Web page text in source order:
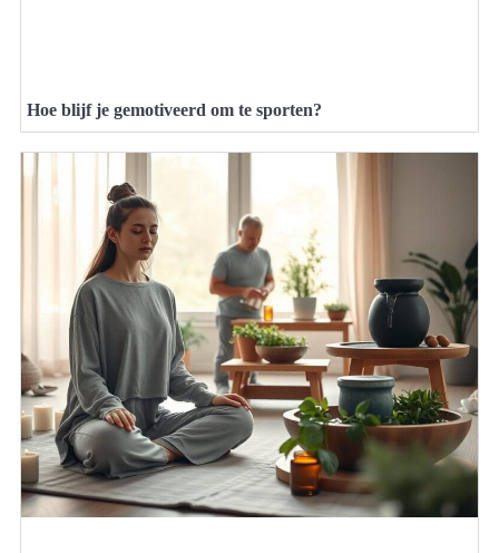
Hoe blijf je gemotiveerd om te sporten?